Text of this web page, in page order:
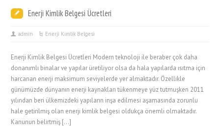
Enerji Kimlik Belgesi Ücretleri
admin Enerji Kimlik Belgesi
Enerji Kimlik Belgesi Ücretleri Modern teknoloji ile beraber çok daha
donanımlı binalar ve yapılar üretiliyor olsa da hala yapılarda ısıtma için
harcanan enerji maksimum seviyelerde yer almaktadır. Özellikle
günümüzde dünyanın enerji kaynakları tükenmeye yüz tutmuşken 2011
yılından beri ülkemizdeki yapıların inşa edilmesi aşamasında zorunlu
hale getirilmiş olan enerji kimlik belgesi oldukça önemli olmaktadır.
Kanunun belirtmiş […]